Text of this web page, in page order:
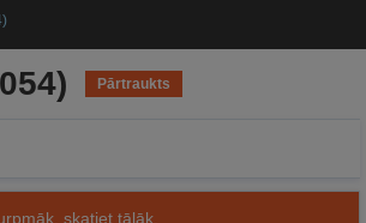
Pārtraukts
skatiet tālāk.